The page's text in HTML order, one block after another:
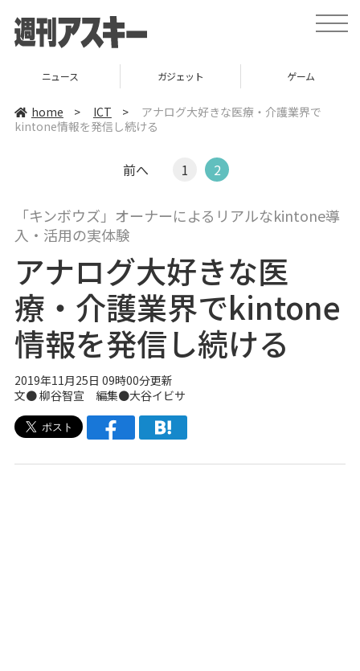
t
o
ニュース ガジェット ゲーム
home > ICT >
アナログ大好きな医療・介護業界で
kintone情報を発信し続ける
前へ 1 2
「キンボウズ」オーナーによるリアルなkintone導
入・活用の実体験
アナログ大好きな医
療・介護業界でkintone
情報を発信し続ける
2019年11月25日 09時00分更新
文● 柳谷智宣 編集●大谷イビサ